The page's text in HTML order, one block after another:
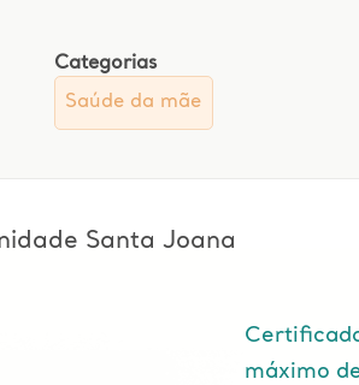
Categorias
Saúde da mãe
Santa Joana
máximo